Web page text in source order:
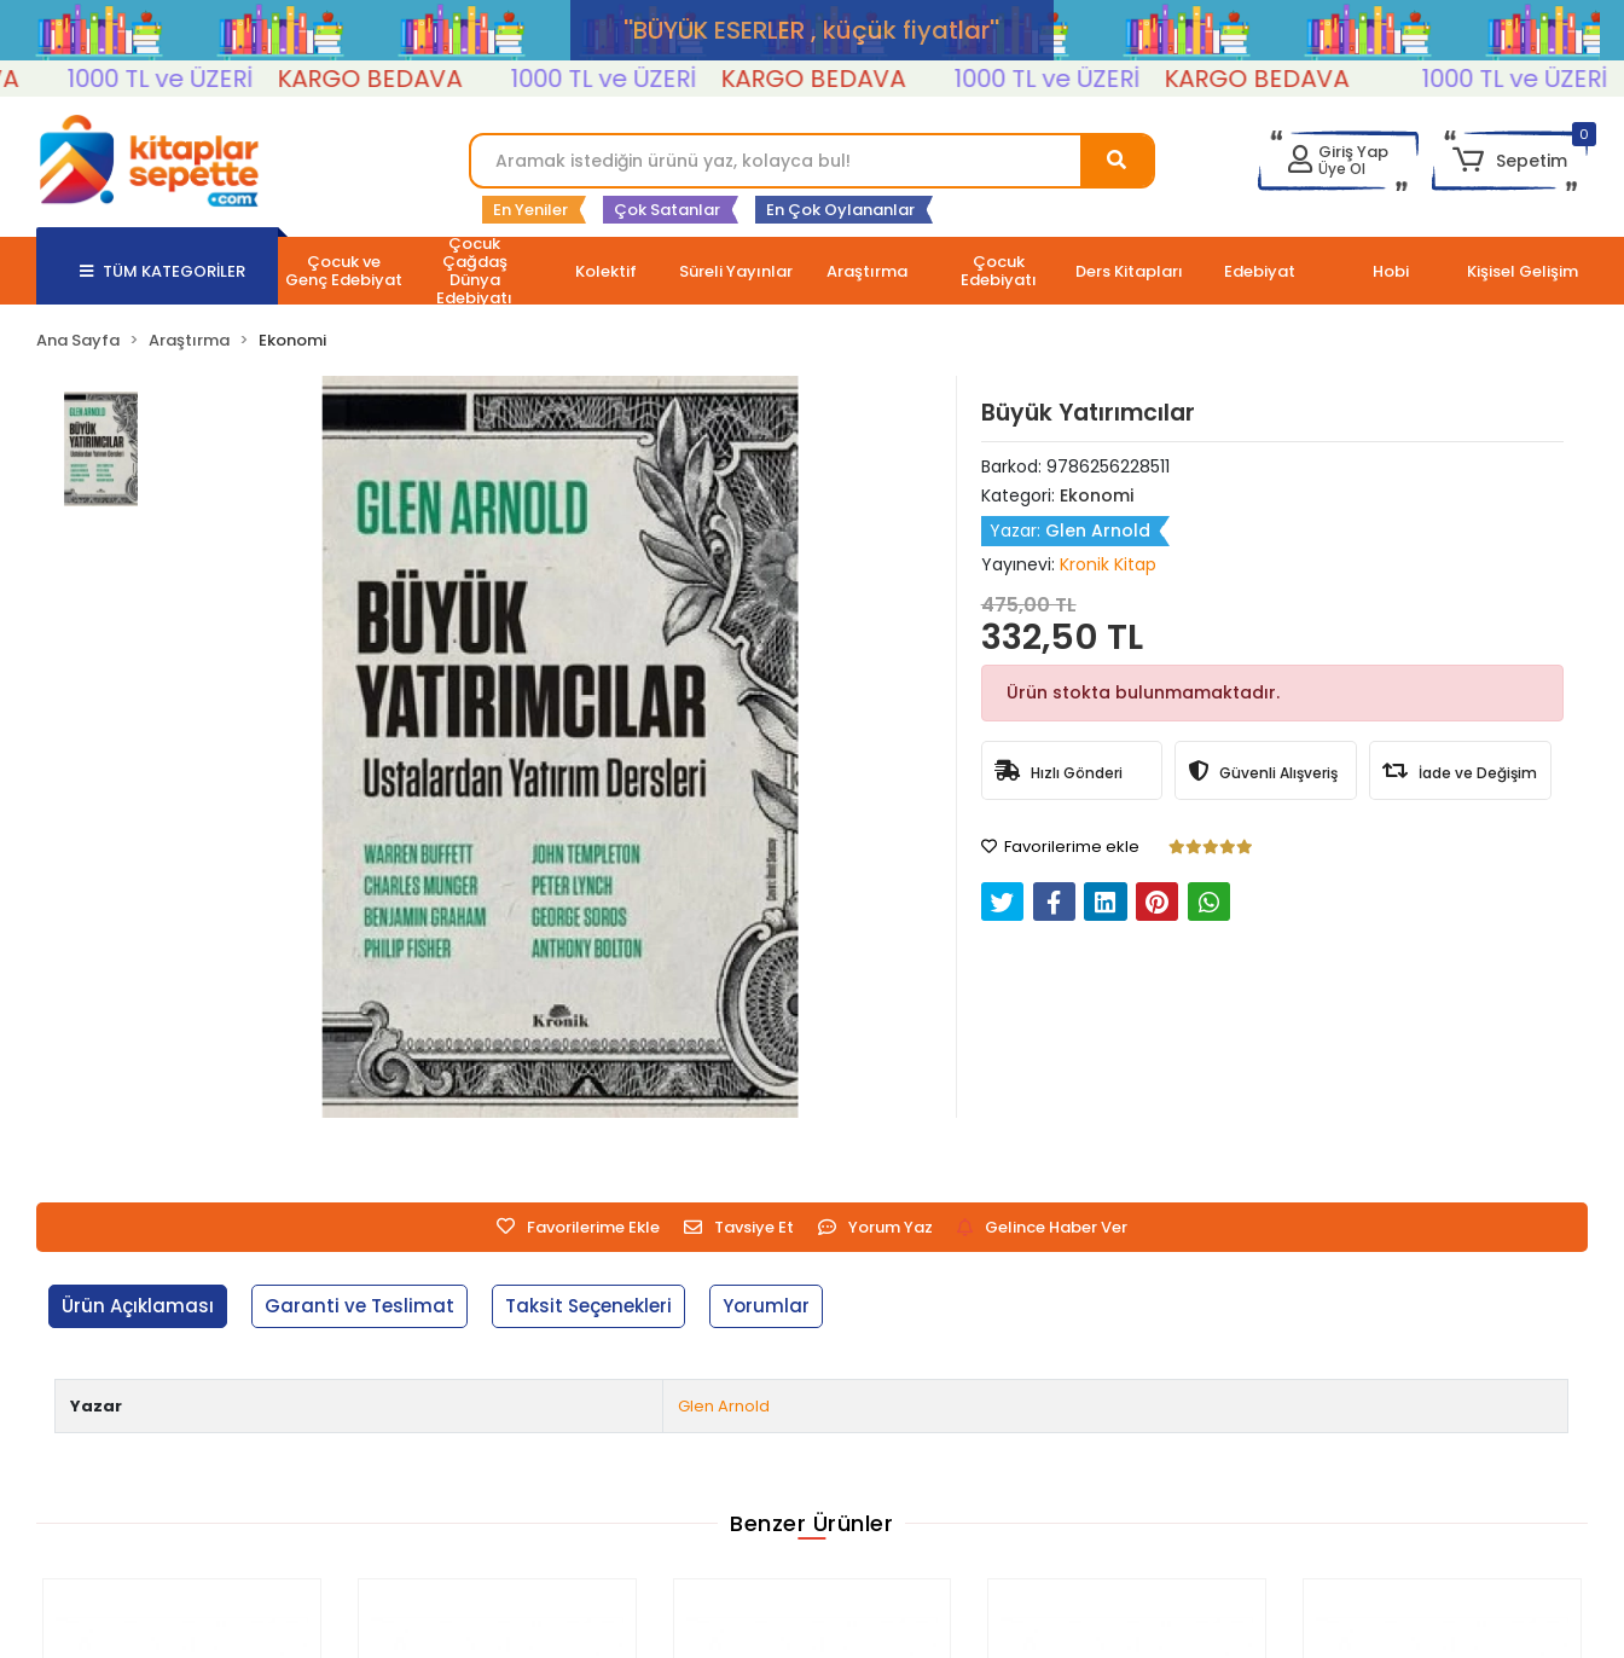
''BÜYÜK ESERLER , küçük fiyatlar''
1000 TL ve ÜZERİ
KARGO BEDAVA 1000 TL ve ÜZERİ KARGO BEDAVA 1000 TL ve ÜZERİ KARGO BEDAVA 1000 TL ve ÜZERİ
En Yeniler Çok Satanlar En Çok Oylananlar
Giriş Yap
Üye Ol
0
Sepetim
TÜM KATEGORİLER Çocuk ve
Genç Edebiyat
Çocuk
Çağdaş
Dünya
Edebiyatı
Kolektif Süreli Yayınlar Araştırma Çocuk
Edebiyatı Ders Kitapları Edebiyat Hobi Kişisel Gelişim
Ana Sayfa Araştırma Ekonomi
Büyük Yatırımcılar
Barkod: 9786256228511
Kategori: Ekonomi
Yazar: Glen Arnold
Yayınevi: Kronik Kitap
475,00 TL
332,50 TL
Ürün stokta bulunmamaktadır.
Hızlı Gönderi Güvenli Alışveriş İade ve Değişim
Favorilerime ekle
Favorilerime Ekle Tavsiye Et Yorum Yaz Gelince Haber Ver
Ürün Açıklaması Garanti ve Teslimat Taksit Seçenekleri Yorumlar
Yazar Glen Arnold
Benzer Ürünler